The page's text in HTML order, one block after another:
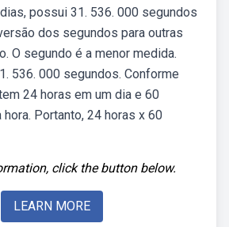
possui 31. 536. 000 segundos
dos segundos para outras
O segundo é a menor medida.
536. 000 segundos. Conforme
24 horas em um dia e 60
Portanto, 24 horas x 60
click the button below.
LEARN MORE